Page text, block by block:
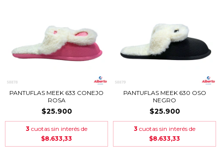
PANTUFLAS MEEK 633 CONEJO
ROSA
$25.900
3 cuotas sin interés de
$8.633,33
PANTUFLAS MEEK 630 OSO
NEGRO
$25.900
3 cuotas sin interés de
$8.633,33